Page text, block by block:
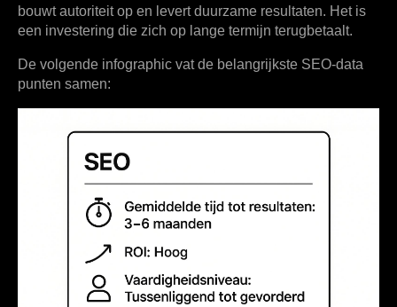
bouwt autoriteit op en levert duurzame resultaten. Het is
een investering die zich op lange termijn terugbetaalt.
De volgende infographic vat de belangrijkste SEO-data
punten samen: